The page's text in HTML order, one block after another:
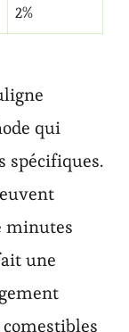
2%
qui
spécifiques.
minutes
une